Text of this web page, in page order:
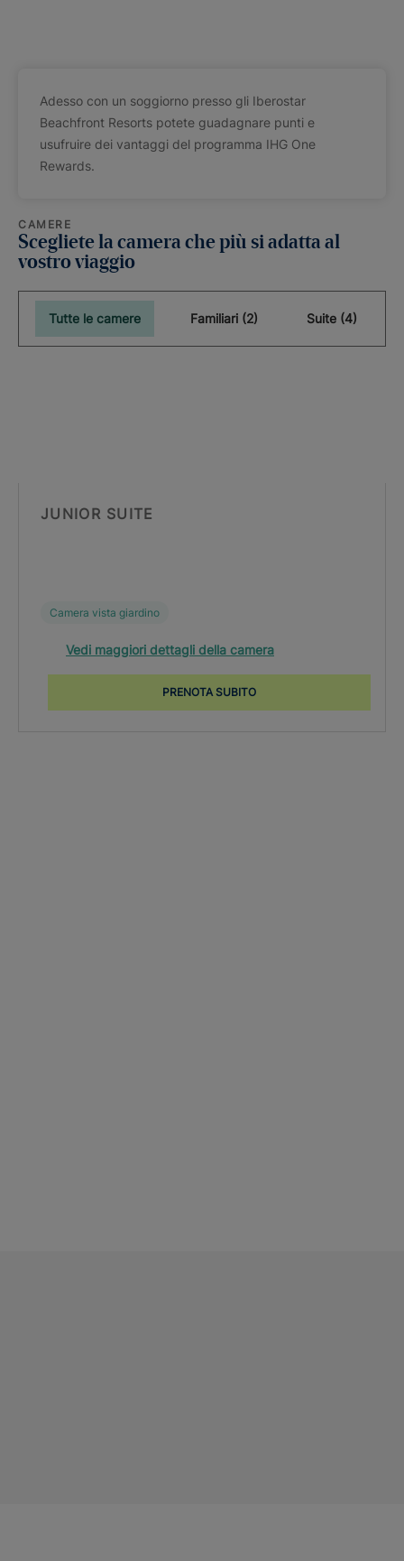
Adesso con un soggiorno presso gli Iberostar
Beachfront Resorts potete guadagnare punti e
usufruire dei vantaggi del programma IHG One
Rewards.
CAMERE
Scegliete la camera che più si adatta al
vostro viaggio
Tutte le camere Familiari (2) Suite (4)
JUNIOR SUITE
Camera vista giardino
Vedi maggiori dettagli della camera
PRENOTA SUBITO